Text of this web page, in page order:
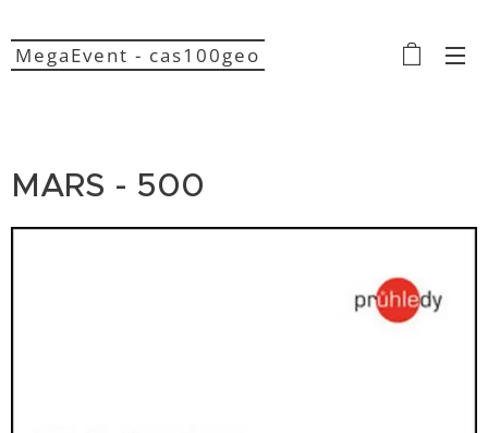
MegaEvent - cas100geo
MARS - 500